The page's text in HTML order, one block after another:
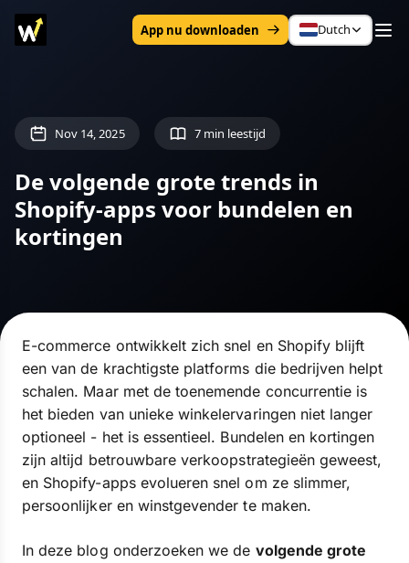
App nu downloaden Dutch
Nov 14, 2025 7 min leestijd
De volgende grote trends in
Shopify-apps voor bundelen en
kortingen
E-commerce ontwikkelt zich snel en Shopify blijft
een van de krachtigste platforms die bedrijven helpt
schalen. Maar met de toenemende concurrentie is
het bieden van unieke winkelervaringen niet langer
optioneel - het is essentieel. Bundelen en kortingen
zijn altijd betrouwbare verkoopstrategieën geweest,
en Shopify-apps evolueren snel om ze slimmer,
persoonlijker en winstgevender te maken.
In deze blog onderzoeken we de volgende grote